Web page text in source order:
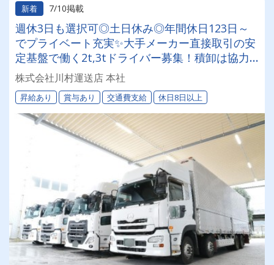
新着 7/10掲載
週休3日も選択可◎土日休み◎年間休日123日～
でプライベート充実✨大手メーカー直接取引の安
定基盤で働く2t,3tドライバー募集！積卸は協力
して行うので体力的な負担少なめ☆将来的にキャ
リアアップも可能★
株式会社川村運送店 本社
昇給あり 賞与あり 交通費支給 休日8日以上